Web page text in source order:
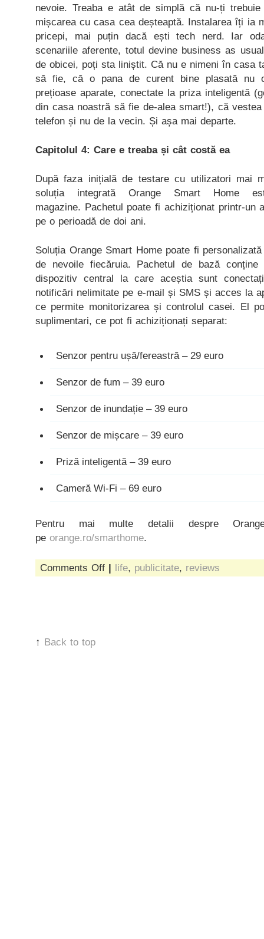
nevoie. Treaba e atât de simplă că nu-ți
mișcarea cu casa cea deșteaptă. Instalarea îți ia
pricepi, mai puțin dacă ești tech nerd. Iar
scenariile aferente, totul devine business as
de obicei, poți sta liniștit. Că nu e nimeni în casa
să fie, că o pana de curent bine plasată nu
prețioase aparate, conectate la priza inteligentă
din casa noastră să fie de-alea smart!), că
telefon și nu de la vecin. Și așa mai departe.
Capitolul 4: Care e treaba și cât costă ea
După faza inițială de testare cu utilizatori mai
soluția integrată Orange Smart Home
magazine. Pachetul poate fi achiziționat printr-un
pe o perioadă de doi ani.
Soluția Orange Smart Home poate fi
de nevoile fiecăruia. Pachetul de bază
dispozitiv central la care aceștia sunt
notificări nelimitate pe e-mail și SMS și acces la
ce permite monitorizarea și controlul casei. El
suplimentari, ce pot fi achiziționați separat:
Senzor pentru ușă/fereastră – 29 euro
Senzor de fum – 39 euro
Senzor de inundație – 39 euro
Senzor de mișcare – 39 euro
Priză inteligentă – 39 euro
Cameră Wi-Fi – 69 euro
Pentru mai multe detalii despre
pe orange.ro/smarthome.
Comments Offon
orange
| life, publicitate, reviews
↑ Back to top